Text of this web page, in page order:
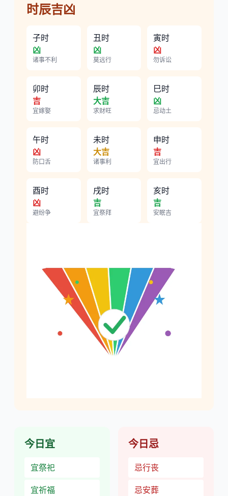
时辰吉凶
子时
凶
诸事不利
丑时
凶
莫远行
寅时
凶
勿诉讼
卯时
吉
宜嫁娶
辰时
大吉
求财旺
巳时
凶
忌动土
午时
凶
防口舌
未时
大吉
诸事利
申时
吉
宜出行
酉时
凶
避纷争
戌时
吉
宜祭拜
亥时
吉
安眠吉
今日宜
宜祭祀
宜祈福
今日忌
忌行丧
忌安葬